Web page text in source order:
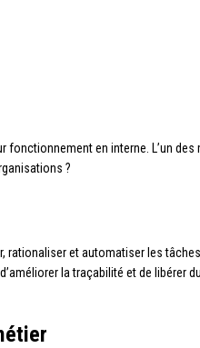
en interne. L’un des
?
et automatiser les
la traçabilité et de libérer